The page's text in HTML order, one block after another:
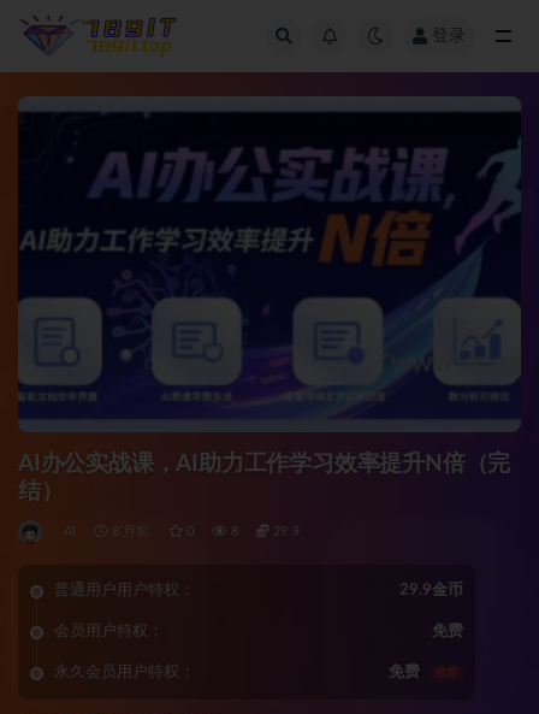
登录
AI办公实战课，AI助力工作学习效率提升N倍（完
结）
AI 8 月前 0 8 29.9
普通用户用户特权： 29.9金币
会员用户特权： 免费
永久会员用户特权： 免费 推荐